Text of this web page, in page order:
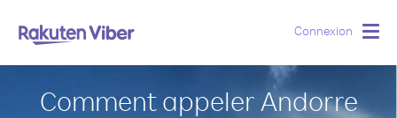
Connexion
Comment appeler Andorre